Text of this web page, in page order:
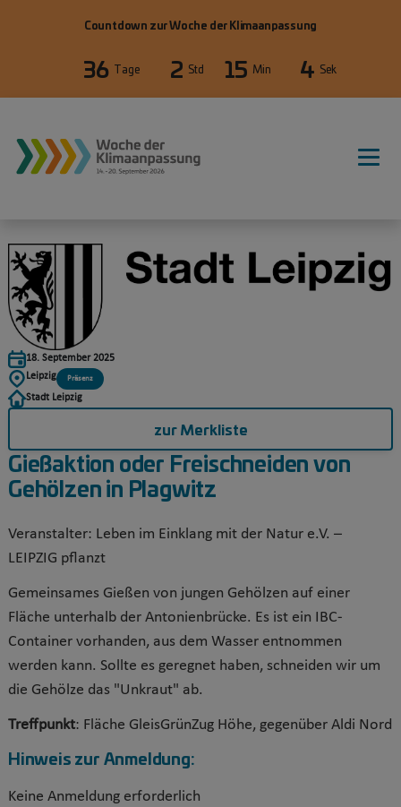
Countdown zur Woche der Klimaanpassung
36 Tage 2 Std 15 Min 4 Sek
Gießaktion oder Freischneiden von
Gehölzen in Plagwitz
Veranstalter: Leben im Einklang mit der Natur e.V. –
LEIPZIG pflanzt
Gemeinsames Gießen von jungen Gehölzen auf einer
Fläche unterhalb der Antonienbrücke. Es ist ein IBC-
Container vorhanden, aus dem Wasser entnommen
werden kann. Sollte es geregnet haben, schneiden wir um
die Gehölze das "Unkraut" ab.
Treffpunkt: Fläche GleisGrünZug Höhe, gegenüber Aldi Nord
Hinweis zur Anmeldung:
Keine Anmeldung erforderlich
18. September 2025
Leipzig
Präsenz
Stadt Leipzig
zur Merkliste